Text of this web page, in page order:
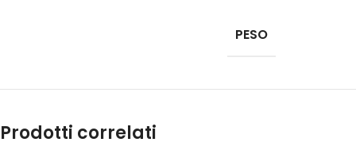
PESO
Prodotti correlati